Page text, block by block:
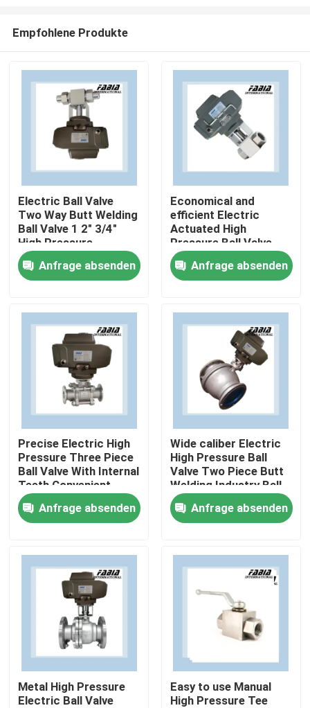
Produkte
Über uns
Werksbesichtigung
Qualitätskontrolle
Kontakt mit uns
Bitte um ein Angebot
Pneumatisches Kugelventil
Pneumatisches Drosselventil
Empfohlene Produkte
Electric Ball Valve
Two Way Butt Welding
Ball Valve 1 2" 3/4"
High Pressure
Anfrage absenden
Economical and
efficient Electric
Actuated High
Pressure Ball Valve
Two Way
Anfrage absenden
Precise Electric High
Pressure Three Piece
Ball Valve With Internal
Teeth Convenient
Anfrage absenden
Wide caliber Electric
High Pressure Ball
Valve Two Piece Butt
Welding Industry Ball
Valve
Anfrage absenden
Metal High Pressure
Electric Ball Valve
Easy to use Manual
High Pressure Tee